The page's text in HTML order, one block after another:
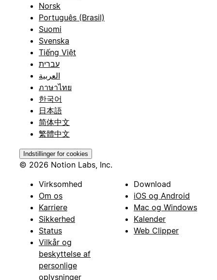
Norsk
Português (Brasil)
Suomi
Svenska
Tiếng Việt
עברית
العربية
ภาษาไทย
한국어
日本語
简体中文
繁體中文
Indstillinger for cookies
© 2026 Notion Labs, Inc.
Virksomhed
Om os
Karriere
Sikkerhed
Status
Vilkår og
beskyttelse af
personlige
oplysninger
Download
iOS og Android
Mac og Windows
Kalender
Web Clipper